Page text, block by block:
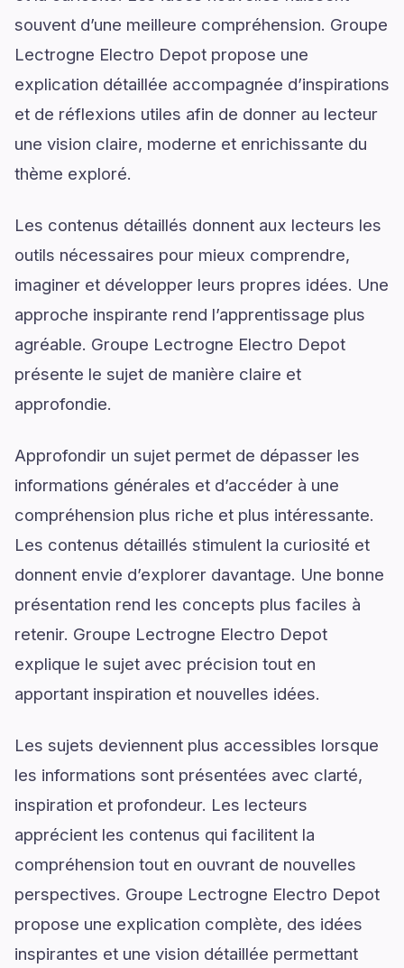
souvent d’une meilleure compréhension. Groupe
Lectrogne Electro Depot propose une
explication détaillée accompagnée d’inspirations
et de réflexions utiles afin de donner au lecteur
une vision claire, moderne et enrichissante du
thème exploré.
Les contenus détaillés donnent aux lecteurs les
outils nécessaires pour mieux comprendre,
imaginer et développer leurs propres idées. Une
approche inspirante rend l’apprentissage plus
agréable. Groupe Lectrogne Electro Depot
présente le sujet de manière claire et
approfondie.
Approfondir un sujet permet de dépasser les
informations générales et d’accéder à une
compréhension plus riche et plus intéressante.
Les contenus détaillés stimulent la curiosité et
donnent envie d’explorer davantage. Une bonne
présentation rend les concepts plus faciles à
retenir. Groupe Lectrogne Electro Depot
explique le sujet avec précision tout en
apportant inspiration et nouvelles idées.
Les sujets deviennent plus accessibles lorsque
les informations sont présentées avec clarté,
inspiration et profondeur. Les lecteurs
apprécient les contenus qui facilitent la
compréhension tout en ouvrant de nouvelles
perspectives. Groupe Lectrogne Electro Depot
propose une explication complète, des idées
inspirantes et une vision détaillée permettant